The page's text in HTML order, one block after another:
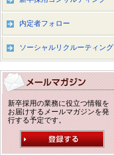
内定者フォロー
ソーシャルリクルーティング
新卒採用の業務に役立つ情報を
お届けするメールマガジンを発
行する予定です。